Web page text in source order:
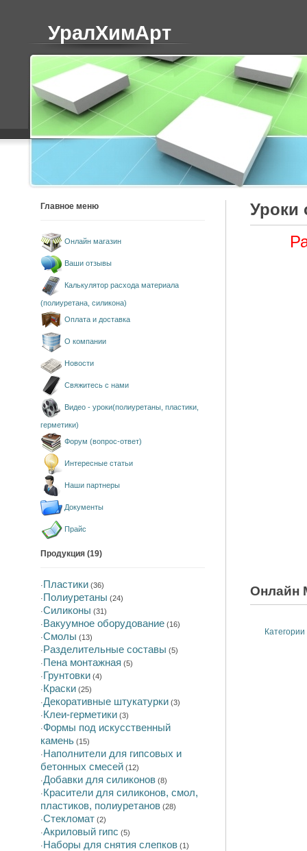
УралХимАрт
Уроки
Онлайн
Категории
Главное меню
Онлайн магазин
Ваши отзывы
Калькулятор расхода материала
(полиуретана, силикона)
Оплата и доставка
О компании
Новости
Свяжитесь с нами
Видео - уроки(полиуретаны, пластики,
герметики)
Форум (вопрос-ответ)
Интересные статьи
Наши партнеры
Документы
Прайс
Продукция (19)
·Пластики (36)
·Полиуретаны (24)
·Силиконы (31)
·Вакуумное оборудование (16)
·Смолы (13)
·Разделительные составы (5)
·Пена монтажная (5)
·Грунтовки (4)
·Краски (25)
·Декоративные штукатурки (3)
·Клеи-герметики (3)
·Формы под искусственный
камень (15)
·Наполнители для гипсовых и
бетонных смесей (12)
·Добавки для силиконов (8)
·Красители для силиконов, смол,
пластиков, полиуретанов (28)
·Стекломат (2)
·Акриловый гипс (5)
·Наборы для снятия слепков (1)